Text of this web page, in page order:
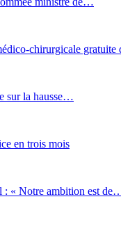
chirurgicale
sur la hausse…
en trois mois
: « Notre ambition est